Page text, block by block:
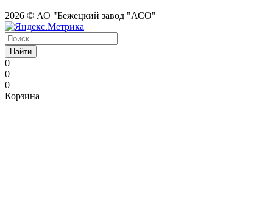
2026 © АО "Бежецкий завод "АСО"
Найти
0
0
0
Корзина